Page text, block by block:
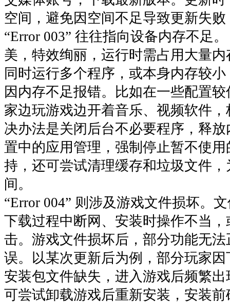
空间，避免因空间不足导致更新失
“Error 003” 往往指向设备内存不足
美，特效绚丽，运行时需占用大量
同时运行多个程序，或本身内存较
因内存不足报错。比如在一些配置
家边玩游戏边开着音乐、视频软件
决办法是关闭后台不必要程序，释
置中的应用管理，强制停止暂不使
持，还可尝试清理缓存和垃圾文件
间。​
“Error 004” 则涉及游戏文件损坏。
下载过程中断网、安装时操作不当
击。游戏文件损坏后，部分功能无
误。以某次更新后为例，部分玩家
安装包文件缺失，进入游戏后频繁出
可尝试卸载游戏后重新安装，安装